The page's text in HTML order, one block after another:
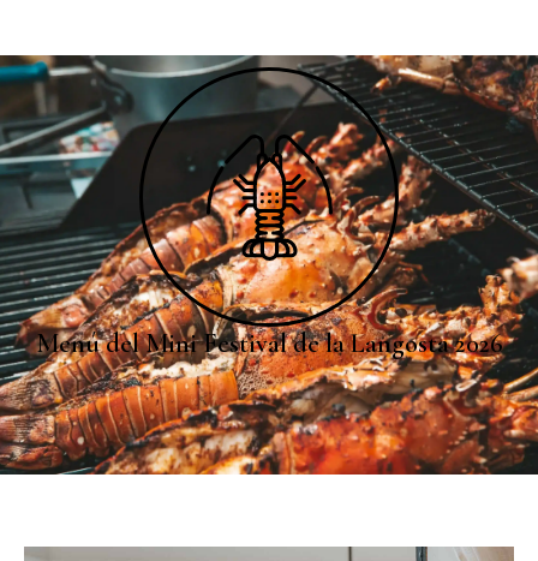
Menú del Mini Festival de la Langosta 2026